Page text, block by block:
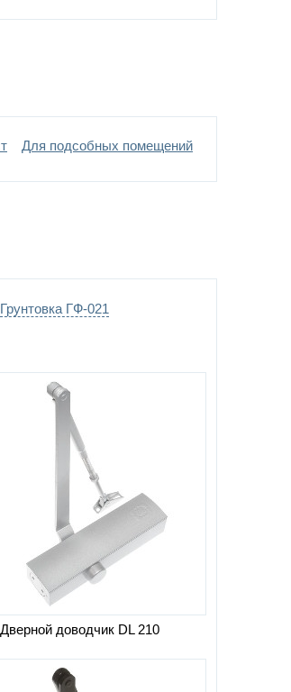
Для подсобных помещений
Грунтовка ГФ-021
Дверной доводчик DL 210